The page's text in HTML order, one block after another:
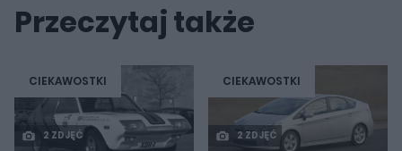
Przeczytaj także
CIEKAWOSTKI
2 ZDJĘĆ
CIEKAWOSTKI
2 ZDJĘĆ